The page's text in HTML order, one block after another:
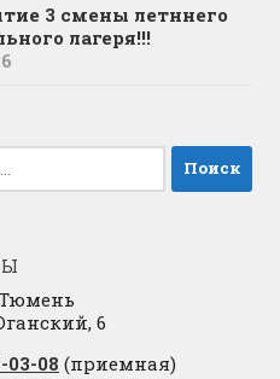
3 смены летннего
лагеря!!!
Тюмень
6
03-08 (приемная)